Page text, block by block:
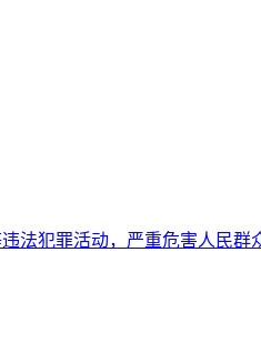
犯罪活动，严重危害人民